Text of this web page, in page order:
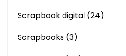
Scrapbook digital (24)
Scrapbooks (3)